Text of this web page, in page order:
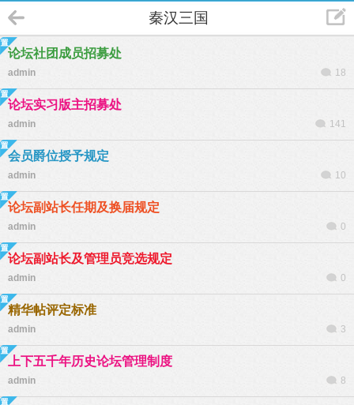
秦汉三国
论坛社团成员招募处
admin 18
论坛实习版主招募处
admin 141
会员爵位授予规定
admin 10
论坛副站长任期及换届规定
admin 0
论坛副站长及管理员竞选规定
admin 0
精华帖评定标准
admin 3
上下五千年历史论坛管理制度
admin 8